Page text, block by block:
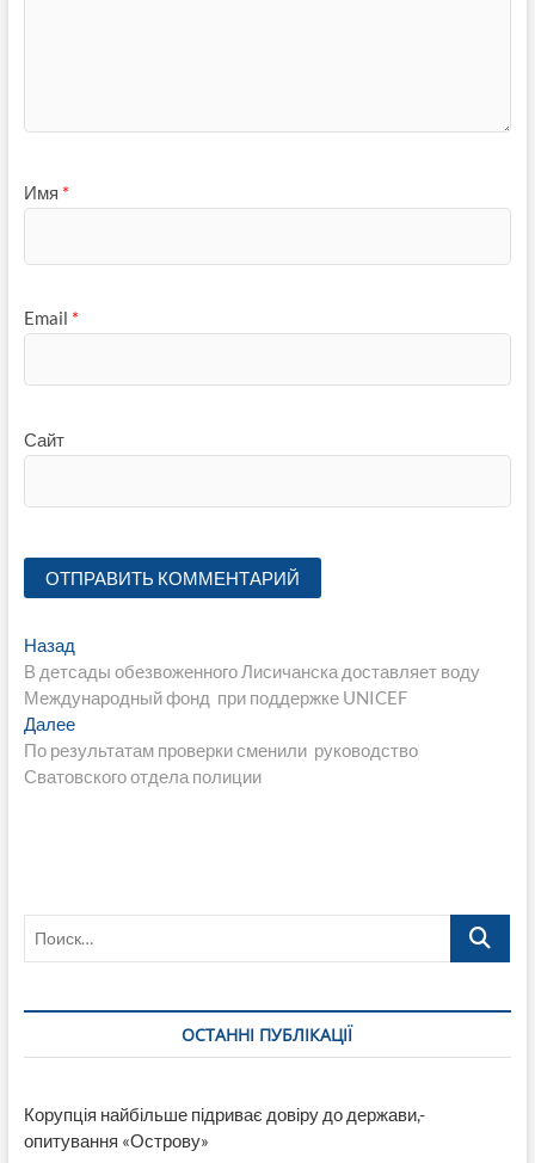
Имя *
Email *
Сайт
Навигация
по
записям
НазадПредыдущая
запись:
В детсады обезвоженного Лисичанска доставляет воду
Международный фонд при поддержке UNICEF
ДалееСледующая
запись:
По результатам проверки сменили руководство
Сватовского отдела полиции
Поиск…
ОСТАННІ ПУБЛІКАЦІЇ
Корупція найбільше підриває довіру до держави,-
опитування «Острову»